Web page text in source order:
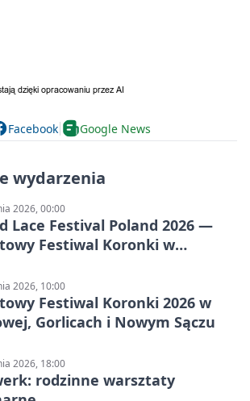
Facebook Google News
wydarzenia
2026, 00:00
Lace Festival Poland 2026 —
Festiwal Koronki w
2026, 10:00
Festiwal Koronki 2026 w
Gorlicach i Nowym Sączu
2026, 18:00
rodzinne warsztaty